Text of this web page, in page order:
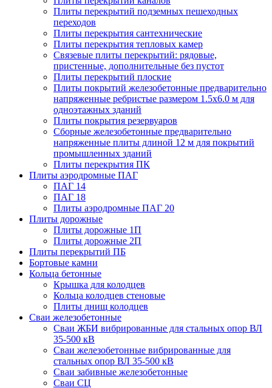
Плиты перекрытий подземных пешеходных
переходов
Плиты перекрытия сантехнические
Плиты перекрытия тепловых камер
Связевые плиты перекрытий: рядовые,
пристенные, дополнительные без пустот
Плиты перекрытий плоские
Плиты покрытий железобетонные предварительно
напряженные ребристые размером 1.5х6.0 м для
одноэтажных зданий
Плиты покрытия резервуаров
Сборные железобетонные предварительно
напряженные плиты длиной 12 м для покрытий
промышленных зданий
Плиты перекрытия ПК
Плиты аэродромные ПАГ
ПАГ 14
ПАГ 18
Плиты аэродромные ПАГ 20
Плиты дорожные
Плиты дорожные 1П
Плиты дорожные 2П
Плиты перекрытий ПБ
Бортовые камни
Кольца бетонные
Крышка для колодцев
Кольца колодцев стеновые
Плиты днищ колодцев
Сваи железобетонные
Сваи ЖБИ вибрированные для стальных опор ВЛ
35-500 кВ
Сваи железобетонные вибрированные для
стальных опор ВЛ 35-500 кВ
Сваи забивные железобетонные
Сваи СЦ